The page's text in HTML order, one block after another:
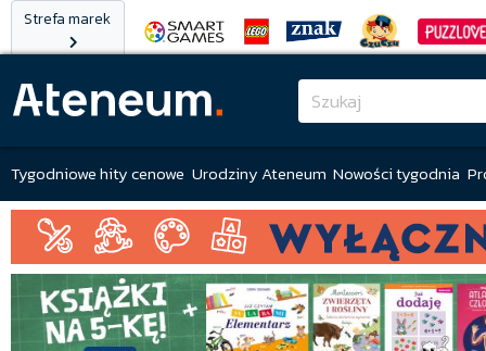
Strefa marek
Tygodniowe hity cenowe Urodziny Ateneum Nowości tygodnia